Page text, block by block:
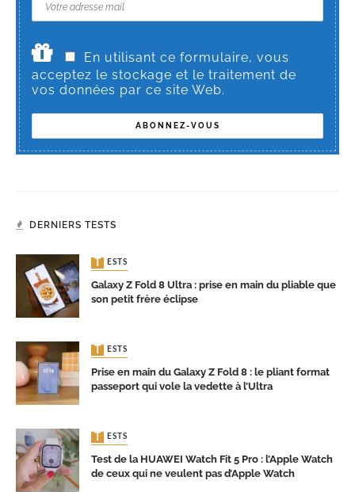
En utilisant ce formulaire, vous
acceptez le stockage et le traitement de
vos données par ce site Web.
DERNIERS TESTS
TESTS
Galaxy Z Fold 8 Ultra : prise en main du pliable que
son petit frère éclipse
TESTS
Prise en main du Galaxy Z Fold 8 : le pliant format
passeport qui vole la vedette à l’Ultra
TESTS
Test de la HUAWEI Watch Fit 5 Pro : l’Apple Watch
de ceux qui ne veulent pas d’Apple Watch